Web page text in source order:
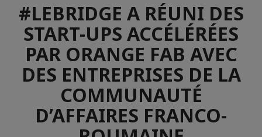
#LEBRIDGE A RÉUNI DES
START-UPS ACCÉLÉRÉES
PAR ORANGE FAB AVEC
DES ENTREPRISES DE LA
COMMUNAUTÉ
D’AFFAIRES FRANCO-